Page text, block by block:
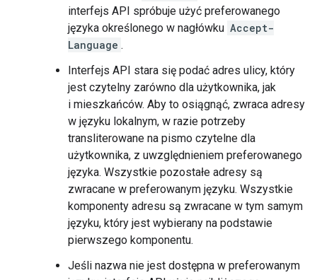
interfejs API spróbuje użyć preferowanego
języka określonego w nagłówku Accept-
Language .
Interfejs API stara się podać adres ulicy, który
jest czytelny zarówno dla użytkownika, jak
i mieszkańców. Aby to osiągnąć, zwraca adresy
w języku lokalnym, w razie potrzeby
transliterowane na pismo czytelne dla
użytkownika, z uwzględnieniem preferowanego
języka. Wszystkie pozostałe adresy są
zwracane w preferowanym języku. Wszystkie
komponenty adresu są zwracane w tym samym
języku, który jest wybierany na podstawie
pierwszego komponentu.
Jeśli nazwa nie jest dostępna w preferowanym